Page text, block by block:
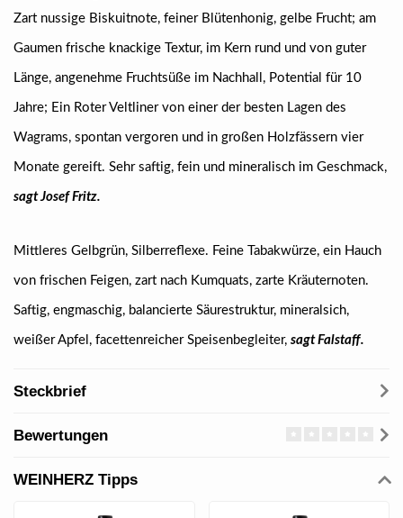
Zart nussige Biskuitnote, feiner Blütenhonig, gelbe Frucht; am
Gaumen frische knackige Textur, im Kern rund und von guter
Länge, angenehme Fruchtsüße im Nachhall, Potential für 10
Jahre; Ein Roter Veltliner von einer der besten Lagen des
Wagrams, spontan vergoren und in großen Holzfässern vier
Monate gereift. Sehr saftig, fein und mineralisch im Geschmack,
sagt Josef Fritz.
Mittleres Gelbgrün, Silberreflexe. Feine Tabakwürze, ein Hauch
von frischen Feigen, zart nach Kumquats, zarte Kräuternoten.
Saftig, engmaschig, balancierte Säurestruktur, mineralsich,
weißer Apfel, facettenreicher Speisenbegleiter, sagt Falstaff.
Steckbrief
Bewertungen
WEINHERZ Tipps